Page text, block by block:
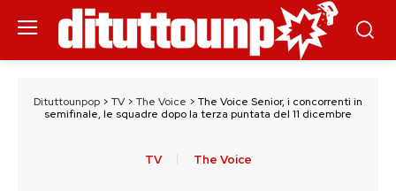
Dituttounpop > TV > The Voice > The Voice Senior, i concorrenti in
semifinale, le squadre dopo la terza puntata del 11 dicembre
TV The Voice